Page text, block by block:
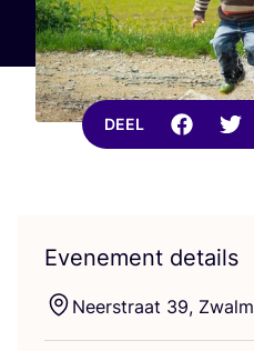
DEEL
Evenement details
Neer­straat 39, Zwalm